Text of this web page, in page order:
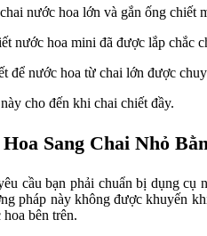
nước hoa lớn và gắn ống chiết
nước hoa mini đã được lắp chắc
để nước hoa từ chai lớn được
cho đến khi chai chiết đầy.
Sang Chai Nhỏ
cầu bạn phải chuẩn bị dụng
pháp này không được khuyến
bên trên.